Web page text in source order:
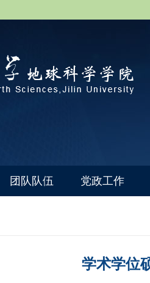
团队队伍 党政工作
学术学位